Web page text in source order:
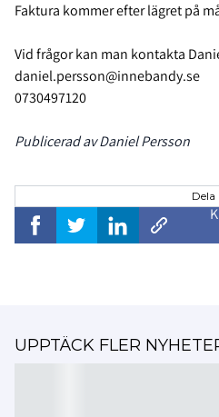
Faktura kommer efter lägret på
Vid frågor kan man kontakta
daniel.persson@innebandy.se
0730497120
Publicerad av Daniel Persson
Dela
UPPTÄCK FLER